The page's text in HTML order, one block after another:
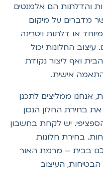
והדלתות הם אלמנטים
על מיקום
או דלתות ויטרינה
החלונות יכול
ואף ליצור נקודת
אישית.
ממליצים לתכנן
החלון הנכון
יש לקחת בחשבון
בחירת חלונות
בבית – מרמת האור
העיצוב